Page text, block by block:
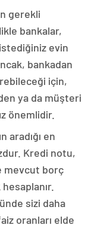
gerekli
bankalar,
evin
bankadan
için,
ya da müşteri
önemlidir.
aradığı en
Kredi notu,
mevcut borç
sizi daha
oranları elde